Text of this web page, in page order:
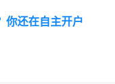
你还在自主开户